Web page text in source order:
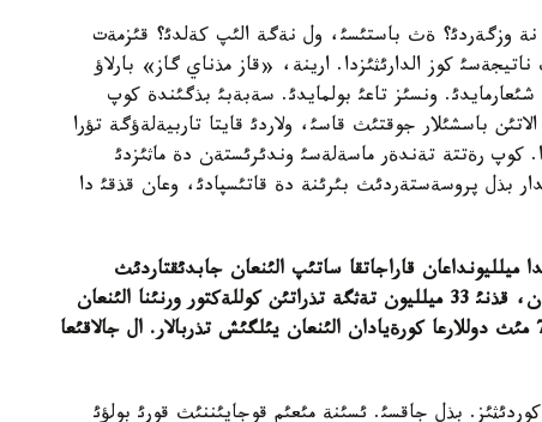
نة وزگةردئ؟ ةث باستئسئ، ول نةگة الئپ کةلدئ؟ قئزمةت
کوز الدارئثئزدا. ارينة، «قاز مذناي گاز» بارلاؤ
ونسئز تاعئ بولمايدئ. سةبةبئ بذگئندة کوپ
باسشئلار جوقتئث قاسئ، ولاردئ قايتا تاربيةلةؤگة تؤرا
کوپ رةتتة تةندةر ماسةلةسئ وندئرئستةن دة ماثئزدئ
بذل پروسةستةردئث بئرئنة دة قاتئسپادئ، وعان قذقئ دا
ميلليونداعان قاراجاتقا ساتئپ الئنعان جابدئقتاردئث
قويمادا پايداسئز جاتقانئن کوزبةن کوردئک. ماسةلةن، قذنئ 33 ميلليون تةثگة تذراتئن کوللةکتور ورنئنا الئنعان
الدةبئر مةحانيزمنئث ءوزئ نةگة تذرادئ؟ نةمةسة 72 مئث دوللارعا کورةيادان الئنعان يئلگئش تذربالار. ال جالاقئعا
بذل جاقسئ. ئسئنة مئعئم قوجايئننئث قورئ بولؤئ